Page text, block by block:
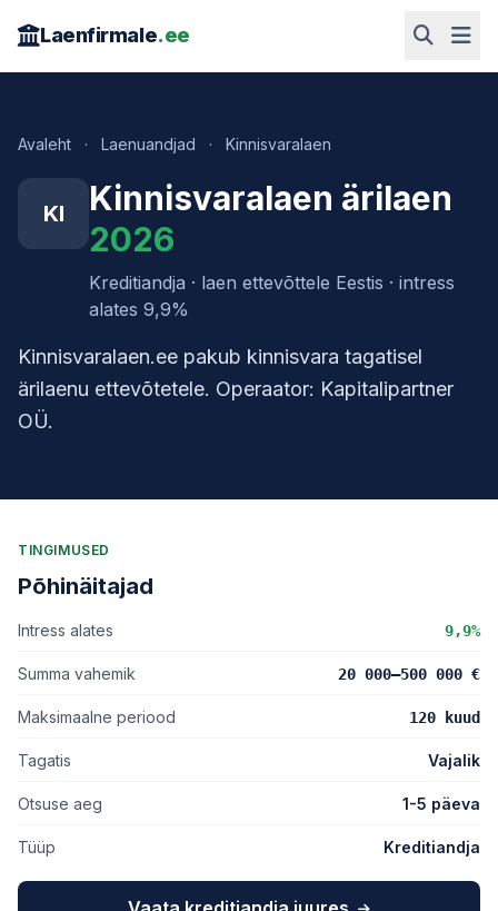
Laenfirmale.ee
Avaleht · Laenuandjad · Kinnisvaralaen
KI
Kinnisvaralaen ärilaen
2026
Kreditiandja · laen ettevõttele Eestis · intress
alates 9,9%
Kinnisvaralaen.ee pakub kinnisvara tagatisel
ärilaenu ettevõtetele. Operaator: Kapitalipartner
OÜ.
TINGIMUSED
Põhinäitajad
Intress alates 9,9%
Summa vahemik 20 000–500 000 €
Maksimaalne periood 120 kuud
Tagatis Vajalik
Otsuse aeg 1-5 päeva
Tüüp Kreditiandja